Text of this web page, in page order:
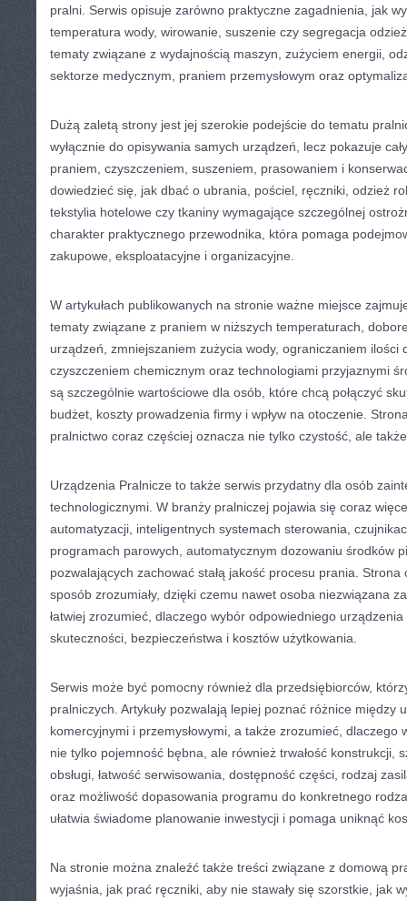
pralni. Serwis opisuje zarówno praktyczne zagadnienia, jak
temperatura wody, wirowanie, suszenie czy segregacja
tematy związane z wydajnością maszyn, zużyciem energii,
sektorze medycznym, praniem przemysłowym oraz
Dużą zaletą strony jest jej szerokie podejście do tematu
wyłącznie do opisywania samych urządzeń, lecz pokazuje
praniem, czyszczeniem, suszeniem, prasowaniem i
dowiedzieć się, jak dbać o ubrania, pościel, ręczniki, odzież
tekstylia hotelowe czy tkaniny wymagające szczególnej
charakter praktycznego przewodnika, która pomaga
zakupowe, eksploatacyjne i organizacyjne.
W artykułach publikowanych na stronie ważne miejsce
tematy związane z praniem w niższych temperaturach,
urządzeń, zmniejszaniem zużycia wody, ograniczaniem ilości
czyszczeniem chemicznym oraz technologiami przyjaznymi
są szczególnie wartościowe dla osób, które chcą połączyć
budżet, koszty prowadzenia firmy i wpływ na otoczenie.
pralnictwo coraz częściej oznacza nie tylko czystość, ale
Urządzenia Pralnicze to także serwis przydatny dla osób
technologicznymi. W branży pralniczej pojawia się coraz
automatyzacji, inteligentnych systemach sterowania,
programach parowych, automatycznym dozowaniu środków
pozwalających zachować stałą jakość procesu prania.
sposób zrozumiały, dzięki czemu nawet osoba niezwiązana
łatwiej zrozumieć, dlaczego wybór odpowiedniego
skuteczności, bezpieczeństwa i kosztów użytkowania.
Serwis może być pomocny również dla przedsiębiorców,
pralniczych. Artykuły pozwalają lepiej poznać różnice między
komercyjnymi i przemysłowymi, a także zrozumieć, dlaczego
nie tylko pojemność bębna, ale również trwałość konstrukcji,
obsługi, łatwość serwisowania, dostępność części, rodzaj
oraz możliwość dopasowania programu do konkretnego
ułatwia świadome planowanie inwestycji i pomaga uniknąć
Na stronie można znaleźć także treści związane z domową
wyjaśnia, jak prać ręczniki, aby nie stawały się szorstkie, jak